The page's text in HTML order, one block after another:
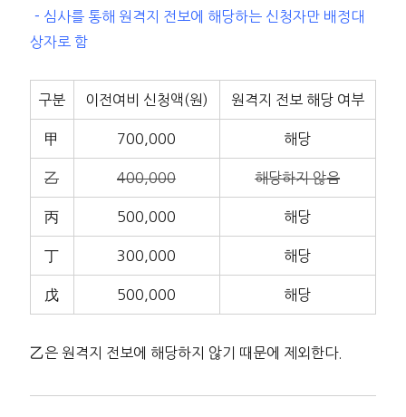
－심사를 통해 원격지 전보에 해당하는 신청자만 배정대
상자로 함
구분 이전여비 신청액(원) 원격지 전보 해당 여부
甲 700,000 해당
乙 400,000 해당하지 않음
丙 500,000 해당
丁 300,000 해당
戊 500,000 해당
乙은 원격지 전보에 해당하지 않기 때문에 제외한다.